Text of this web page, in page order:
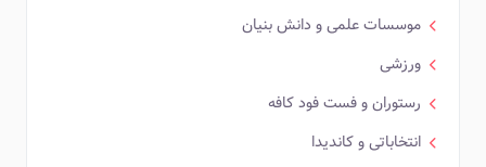
موسسات علمی و دانش بنیان
ورزشی
رستوران و فست فود کافه
انتخاباتی و کاندیدا